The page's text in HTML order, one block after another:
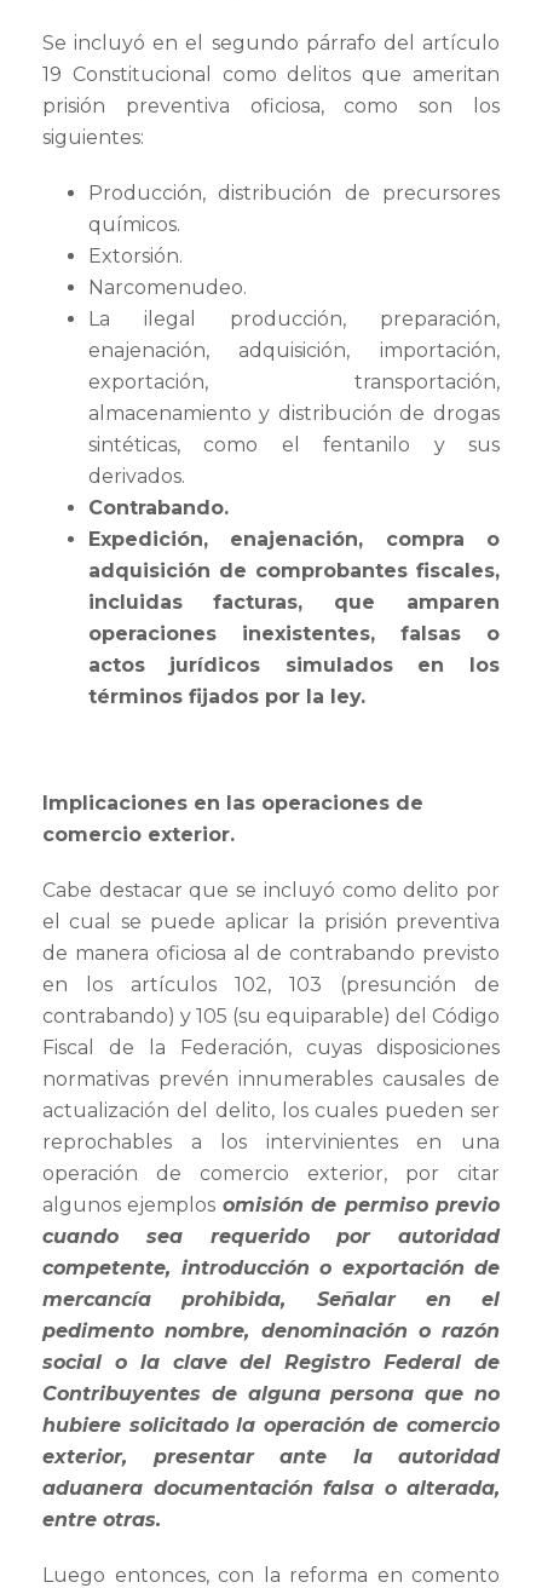
Se incluyó en el segundo párrafo del artículo
19 Constitucional como delitos que ameritan
prisión preventiva oficiosa, como son los
siguientes:
Producción, distribución de precursores
químicos.
Extorsión.
Narcomenudeo.
La ilegal producción, preparación,
enajenación, adquisición, importación,
exportación, transportación,
almacenamiento y distribución de drogas
sintéticas, como el fentanilo y sus
derivados.
Contrabando.
Expedición, enajenación, compra o
adquisición de comprobantes fiscales,
incluidas facturas, que amparen
operaciones inexistentes, falsas o
actos jurídicos simulados en los
términos fijados por la ley.
Implicaciones en las operaciones de
comercio exterior.
Cabe destacar que se incluyó como delito por
el cual se puede aplicar la prisión preventiva
de manera oficiosa al de contrabando previsto
en los artículos 102, 103 (presunción de
contrabando) y 105 (su equiparable) del Código
Fiscal de la Federación, cuyas disposiciones
normativas prevén innumerables causales de
actualización del delito, los cuales pueden ser
reprochables a los intervinientes en una
operación de comercio exterior, por citar
algunos ejemplos omisión de permiso previo
cuando sea requerido por autoridad
competente, introducción o exportación de
mercancía prohibida, Señalar en el
pedimento nombre, denominación o razón
social o la clave del Registro Federal de
Contribuyentes de alguna persona que no
hubiere solicitado la operación de comercio
exterior, presentar ante la autoridad
aduanera documentación falsa o alterada,
entre otras.
Luego entonces, con la reforma en comento